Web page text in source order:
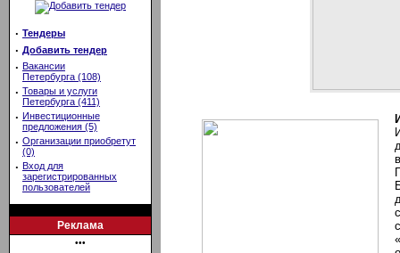
· Тендеры
· Добавить тендер
· Вакансии
Петербурга (108)
· Товары и услуги
Петербурга (411)
· Инвестиционные
предложения (5)
· Организации приобретут
(0)
· Вход для
зарегистрированных
пользователей
Реклама
•••